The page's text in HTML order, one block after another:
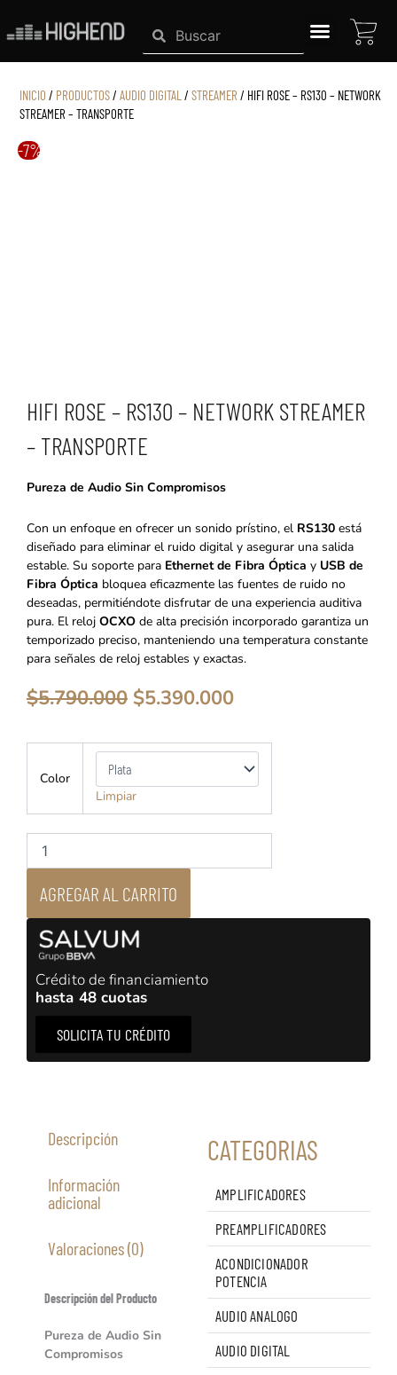
contenido
SearchSearch
INICIO / PRODUCTOS/ AUDIO DIGITAL / STREAMER / HIFI ROSE – RS130 – NETWORK
STREAMER – TRANSPORTE
-7%
HIFI ROSE – RS130 – NETWORK STREAMER
– TRANSPORTE
Pureza de Audio Sin Compromisos
Con un enfoque en ofrecer un sonido prístino, el RS130 está
diseñado para eliminar el ruido digital y asegurar una salida
estable. Su soporte para Ethernet de Fibra Óptica y USB de
Fibra Óptica bloquea eficazmente las fuentes de ruido no
deseadas, permitiéndote disfrutar de una experiencia auditiva
pura. El reloj OCXO de alta precisión incorporado garantiza un
temporizado preciso, manteniendo una temperatura constante
para señales de reloj estables y exactas.
$5.790.000 El
precio
era:
$5.390.000El
es:
$5.390.000.
Color
Limpiar
Network
Streamer
-
Transporte
AGREGAR AL CARRITO
Crédito de financiamiento
hasta 48 cuotas
SOLICITA TU CRÉDITO
Descripción
Información
adicional
Valoraciones (0)
Descripción del Producto
Pureza de Audio Sin
Compromisos
CATEGORIAS
AMPLIFICADORES
PREAMPLIFICADORES
ACONDICIONADOR
POTENCIA
AUDIO ANALOGO
AUDIO DIGITAL